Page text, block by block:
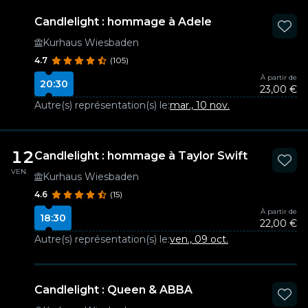
Candlelight : hommage à Adele
Kurhaus Wiesbaden
4.7 (105)
20:30
À partir de
23,00 €
Autre(s) représentation(s) le:mar., 10 nov.
12
VEN.
Candlelight : hommage à Taylor Swift
Kurhaus Wiesbaden
4.6 (15)
18:30
À partir de
22,00 €
Autre(s) représentation(s) le:ven., 09 oct.
Candlelight : Queen & ABBA